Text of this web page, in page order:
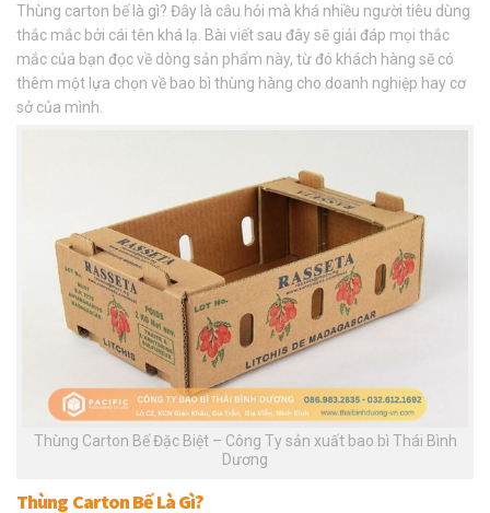
Thùng carton bế là gì? Đây là câu hỏi mà khá nhiều người tiêu dùng
thắc mắc bởi cái tên khá lạ. Bài viết sau đây sẽ giải đáp mọi thắc
mắc của bạn đọc về dòng sản phẩm này, từ đó khách hàng sẽ có
thêm một lựa chọn về bao bì thùng hàng cho doanh nghiệp hay cơ
sở của mình.
Thùng Carton Bế Đặc Biệt – Công Ty sản xuất bao bì Thái Bình
Dương
Thùng Carton Bế Là Gì?